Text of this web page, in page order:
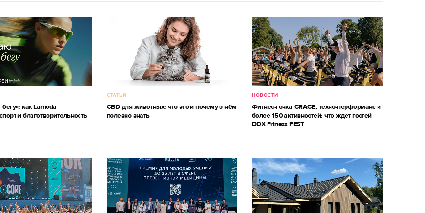
как Lamoda
и благотворительность
СТАТЬИ
CBD для животных: что это и почему о нём
полезно знать
НОВОСТИ
Фитнес-гонка CRACE, техно-перформанс и
более 150 активностей: что ждет гостей
DDX Fitness FEST